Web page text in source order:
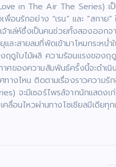
in The Air The Series) เ
พื่อนรักอย่าง “เรน” และ “สกา
จ้าเล่ห์ซึ่งเป็นคนช่วยทั้งสองออ
ละสายลมที่พัดเข้ามาโหมกระหน่
ดูใบไม้ผลิ ความร้อนแรงของฤ
ของความสัมพันธ์ครั้งนี้จะดำเ
งไหน ติดตามเรื่องราวความรั
จะมีเซอร์ไพรส์จากนักแสดง
เคลื่อนไหวผ่านทางโซเชียลมีเดี